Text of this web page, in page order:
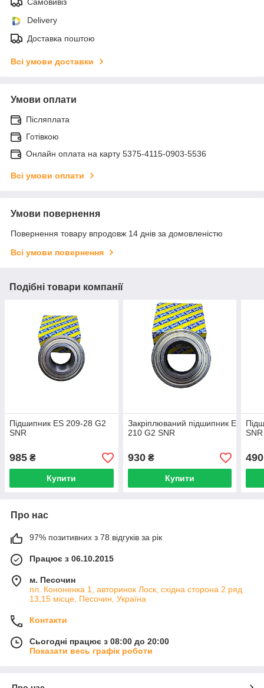
Delivery
Доставка поштою
Всі умови доставки
Умови оплати
Післяплата
Готівкою
Онлайн оплата на карту 5375-4115-0903-5536
Всі умови оплати
Умови повернення
Повернення товару впродовж 14 днів за домовленістю
Всі умови повернення
Подібні товари компанії
Підшипник ES 209-28 G2
SNR
985 ₴
Купити
Закріплюваний підшипник ES
210 G2 SNR
930₴
Купити
SNR
490
Про нас
97% позитивних з 78 відгуків за рік
Працює з 06.10.2015
м. Песочин
пл. Кононенка 1, авторинок Лоск, східна сторона 2 ряд
13,15 місце, Песочин, Україна
Контакти
Сьогодні працює з 08:00 до 20:00
Показати весь графік роботи